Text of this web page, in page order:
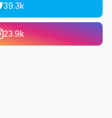
39.3k
23.9k